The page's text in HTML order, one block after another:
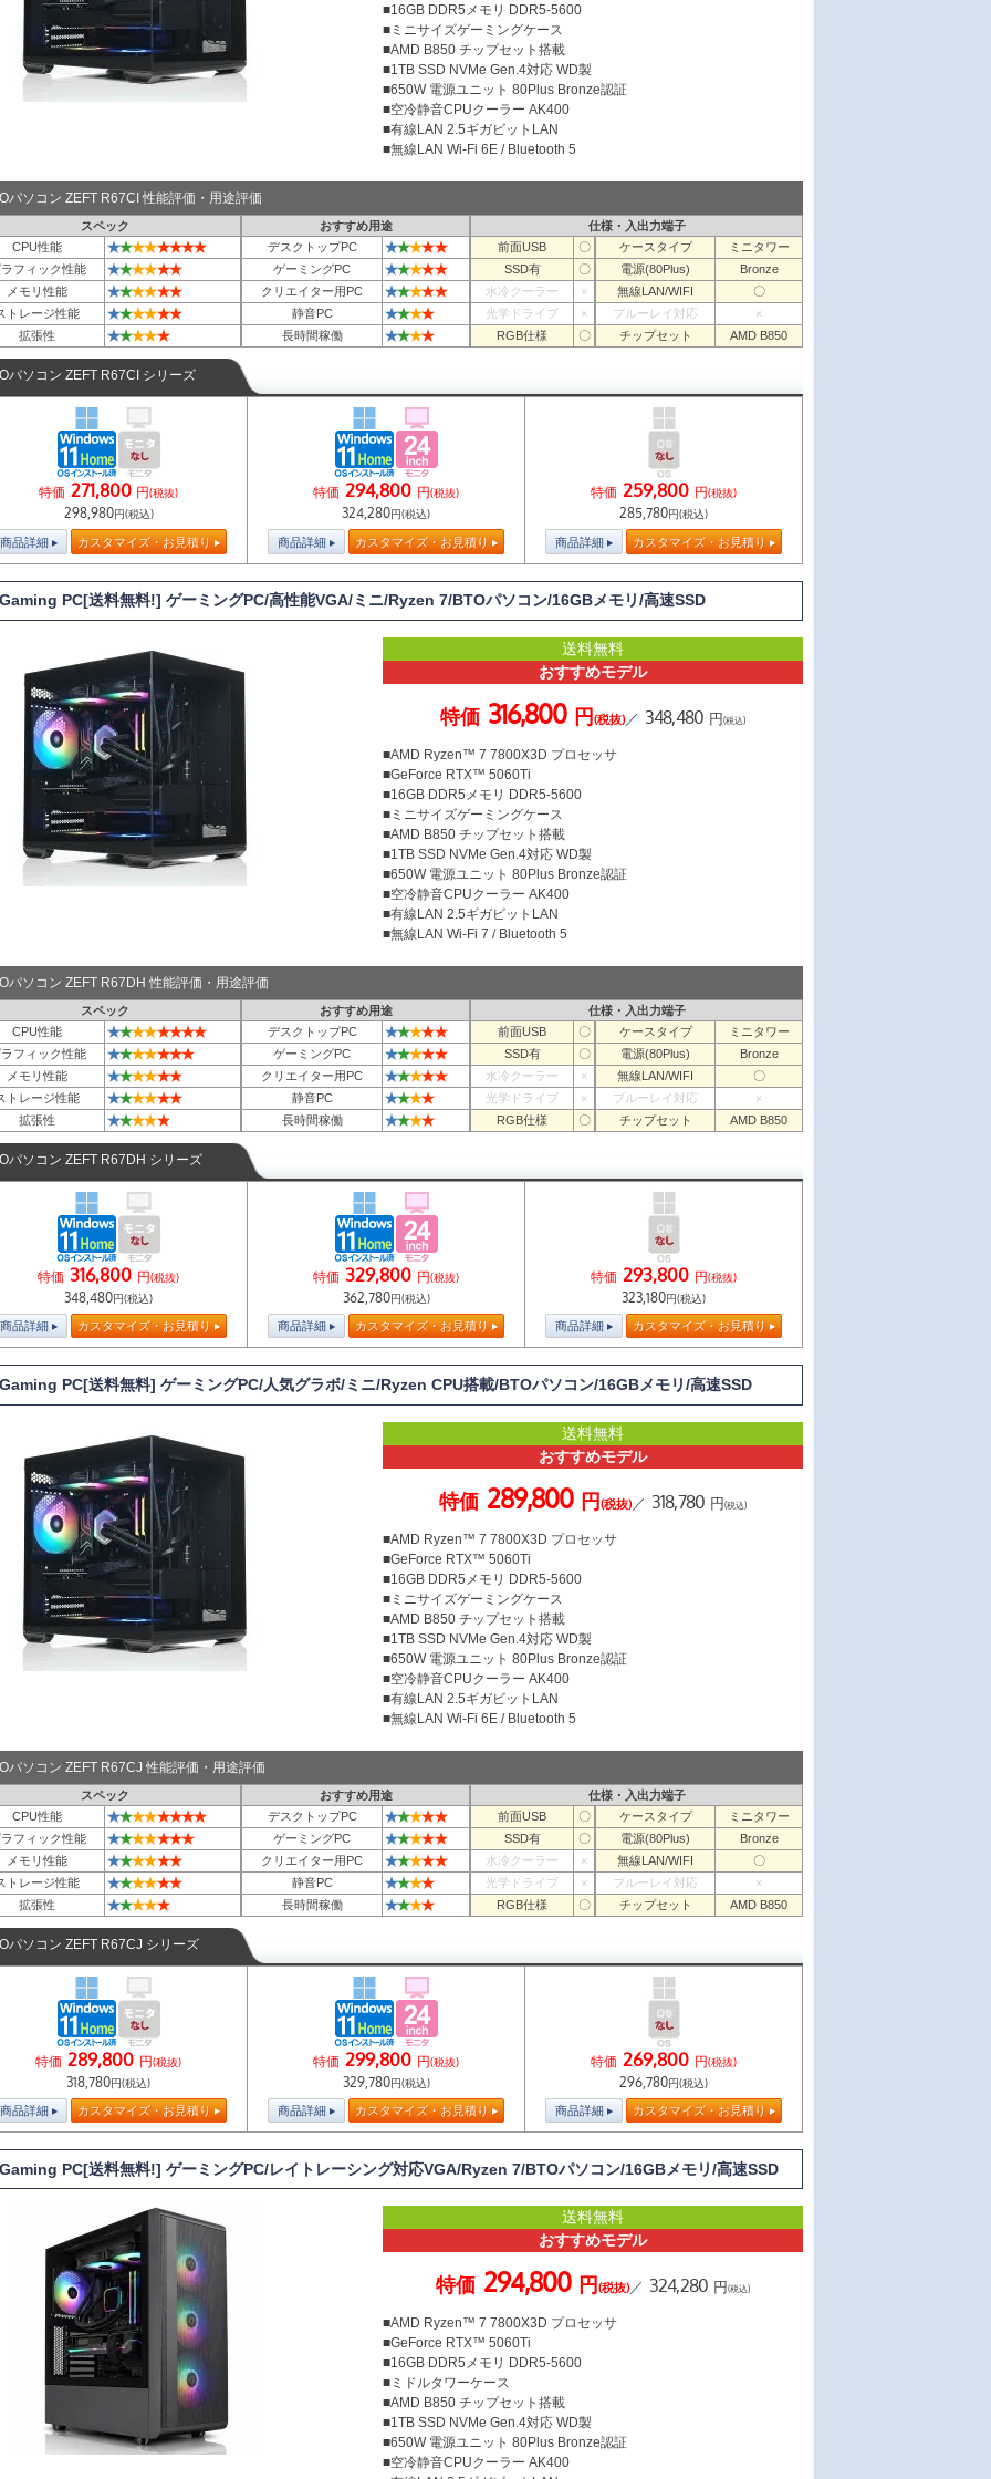
■16GB DDR5メモリ DDR5-5600
■ミニサイズゲーミングケース
■AMD B850 チップセット搭載
■1TB SSD NVMe Gen.4対応 WD製
■650W 電源ユニット 80Plus Bronze認証
■空冷静音CPUクーラー AK400
■有線LAN 2.5ギガビットLAN
■無線LAN Wi-Fi 6E / Bluetooth 5
パソコン ZEFT R67CI 性能評価・用途評価
スペック おすすめ用途
仕様・入出力端子
CPU性能
★★★★★★★★ デスクトップPC ★★★★★ 前面USB 〇 ケースタイプ
ミニタワー
フィック性能
★★★★★★ ゲーミングPC ★★★★★ SSD有 〇 電源(80Plus)
Bronze
メモリ性能
★★★★★★ クリエイター用PC ★★★★★ 水冷クーラー × 無線LAN/WIFI
〇
トレージ性能
★★★★★★ 静音PC ★★★★ 光学ドライブ × ブルーレイ対応
×
拡張性
★★★★★ 長時間稼働 ★★★★ RGB仕様 〇 チップセット AMD B850
パソコン ZEFT R67CI シリーズ
特価 271,800 円(税抜)
298,980円(税込)
商品詳細 カスタマイズ・お見積り
特価 294,800 円(税抜)
324,280円(税込)
商品詳細 カスタマイズ・お見積り
特価 259,800 円(税抜)
285,780円(税込)
商品詳細 カスタマイズ・お見積り
PC[送料無料!] ゲーミングPC/高性能VGA/ミニ/Ryzen 7/BTOパソコン/16GBメモリ/高速SSD
送料無料
おすすめモデル
特価 316,800 円(税抜)／ 348,480 円(税込)
■AMD Ryzen™ 7 7800X3D プロセッサ
■GeForce RTX™ 5060Ti
■16GB DDR5メモリ DDR5-5600
■ミニサイズゲーミングケース
■AMD B850 チップセット搭載
■1TB SSD NVMe Gen.4対応 WD製
■650W 電源ユニット 80Plus Bronze認証
■空冷静音CPUクーラー AK400
■有線LAN 2.5ギガビットLAN
■無線LAN Wi-Fi 7 / Bluetooth 5
パソコン ZEFT R67DH 性能評価・用途評価
スペック おすすめ用途
仕様・入出力端子
CPU性能
★★★★★★★★ デスクトップPC ★★★★★ 前面USB 〇 ケースタイプ
ミニタワー
フィック性能
★★★★★★★ ゲーミングPC ★★★★★ SSD有 〇 電源(80Plus)
Bronze
メモリ性能
★★★★★★ クリエイター用PC ★★★★★ 水冷クーラー × 無線LAN/WIFI
〇
トレージ性能
★★★★★★ 静音PC ★★★★ 光学ドライブ × ブルーレイ対応
×
拡張性
★★★★★ 長時間稼働 ★★★★ RGB仕様 〇 チップセット AMD B850
パソコン ZEFT R67DH シリーズ
特価 316,800 円(税抜)
348,480円(税込)
商品詳細 カスタマイズ・お見積り
特価 329,800 円(税抜)
362,780円(税込)
商品詳細 カスタマイズ・お見積り
特価 293,800 円(税抜)
323,180円(税込)
商品詳細 カスタマイズ・お見積り
PC[送料無料] ゲーミングPC/人気グラボ/ミニ/Ryzen CPU搭載/BTOパソコン/16GBメモリ/高速SSD
送料無料
おすすめモデル
特価 289,800 円(税抜)／ 318,780 円(税込)
■AMD Ryzen™ 7 7800X3D プロセッサ
■GeForce RTX™ 5060Ti
■16GB DDR5メモリ DDR5-5600
■ミニサイズゲーミングケース
■AMD B850 チップセット搭載
■1TB SSD NVMe Gen.4対応 WD製
■650W 電源ユニット 80Plus Bronze認証
■空冷静音CPUクーラー AK400
■有線LAN 2.5ギガビットLAN
■無線LAN Wi-Fi 6E / Bluetooth 5
パソコン ZEFT R67CJ 性能評価・用途評価
スペック おすすめ用途
仕様・入出力端子
CPU性能
★★★★★★★★ デスクトップPC ★★★★★ 前面USB 〇 ケースタイプ
ミニタワー
フィック性能
★★★★★★★ ゲーミングPC ★★★★★ SSD有 〇 電源(80Plus)
Bronze
メモリ性能
★★★★★★ クリエイター用PC ★★★★★ 水冷クーラー × 無線LAN/WIFI
〇
トレージ性能
★★★★★★ 静音PC ★★★★ 光学ドライブ × ブルーレイ対応
×
拡張性
★★★★★ 長時間稼働 ★★★★ RGB仕様 〇 チップセット AMD B850
パソコン ZEFT R67CJ シリーズ
特価 289,800 円(税抜)
318,780円(税込)
商品詳細 カスタマイズ・お見積り
特価 299,800 円(税抜)
329,780円(税込)
商品詳細 カスタマイズ・お見積り
特価 269,800 円(税抜)
296,780円(税込)
商品詳細 カスタマイズ・お見積り
PC[送料無料!] ゲーミングPC/レイトレーシング対応VGA/Ryzen 7/BTOパソコン/16GBメモリ/高速SSD
送料無料
おすすめモデル
特価 294,800 円(税抜)／ 324,280 円(税込)
■AMD Ryzen™ 7 7800X3D プロセッサ
■GeForce RTX™ 5060Ti
■16GB DDR5メモリ DDR5-5600
■ミドルタワーケース
■AMD B850 チップセット搭載
■1TB SSD NVMe Gen.4対応 WD製
■650W 電源ユニット 80Plus Bronze認証
■空冷静音CPUクーラー AK400